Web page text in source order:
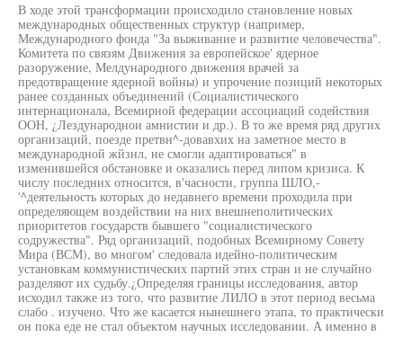
В ходе этой трансформации происходило становление новых
международных общественных структур (например,
Международного фонда "За выживание и развитие человечества".
Комитета по связям Движения за европейское' ядерное
разоружение, Мелдународного движения врачей за
предотвращение ядерной войны) и упрочение позиций некоторых
ранее созданных объединений (Социалистического
интернационала, Всемирной федерации ассоциаций содействия
ООН, ¿Лездународнои амнистии и др.). В то же время ряд других
организаций, поезде претвн^-довавхих на заметное место в
международной жйзнл, не смогли адаптироваться" в
изменившейся обстановке и оказались перед липом кризиса. К
числу последних относится, в'часности, группа ШЛО,-
'^деятельность которых до недавнего времени проходила при
определяющем воздействии на них внешнеполитических
приоритетов государств бывшего "социалистического
содружества". Ряд организаций, подобных Всемирному Совету
Мира (ВСМ), во многом' следовала идейно-политическим
установкам коммунистических партий этих стран и не случайно
разделяют их судьбу.¿Определяя границы исследования, автор
исходил также из того, что развитие ЛИЛО в этот период весьма
слабо . изучено. Что же касается нынешнего этапа, то практически
он пока еде не стал объектом научных исследовании. А именно в